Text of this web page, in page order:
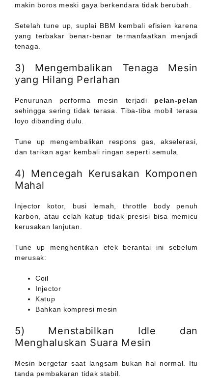
makin boros meski gaya berkendara tidak berubah.
Setelah tune up, suplai BBM kembali efisien karena
yang terbakar benar-benar termanfaatkan menjadi
tenaga.
3) Mengembalikan Tenaga Mesin
yang Hilang Perlahan
Penurunan performa mesin terjadi pelan-pelan
sehingga sering tidak terasa. Tiba-tiba mobil terasa
loyo dibanding dulu.
Tune up mengembalikan respons gas, akselerasi,
dan tarikan agar kembali ringan seperti semula.
4) Mencegah Kerusakan Komponen
Mahal
Injector kotor, busi lemah, throttle body penuh
karbon, atau celah katup tidak presisi bisa memicu
kerusakan lanjutan.
Tune up menghentikan efek berantai ini sebelum
merusak:
Coil
Injector
Katup
Bahkan kompresi mesin
5) Menstabilkan Idle dan
Menghaluskan Suara Mesin
Mesin bergetar saat langsam bukan hal normal. Itu
tanda pembakaran tidak stabil.